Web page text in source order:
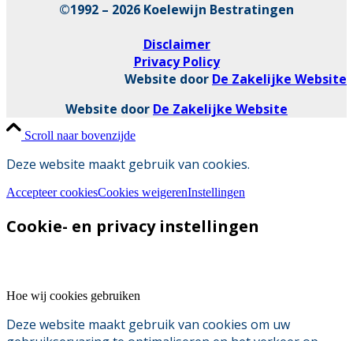
©1992 – 2026 Koelewijn Bestratingen
Disclaimer
Privacy Policy
Website door De Zakelijke Website
Website door De Zakelijke Website
Scroll naar bovenzijde
Deze website maakt gebruik van cookies.
Accepteer cookiesCookies weigerenInstellingen
Cookie- en privacy instellingen
Hoe wij cookies gebruiken
Deze website maakt gebruik van cookies om uw